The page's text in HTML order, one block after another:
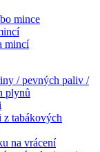
mince
mincí
/ pevných paliv /
plynů
z tabákových
na vrácení